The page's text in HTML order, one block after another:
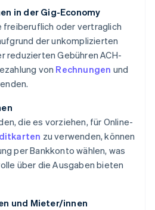
in der Gig-Economy
freiberuflich oder vertraglich
der unkomplizierten
reduzierten Gebühren ACH-
von Rechnungen und
die es vorziehen, für Online-
zu verwenden, können
per Bankkonto wählen, was
über die Ausgaben bieten
und Mieter/innen